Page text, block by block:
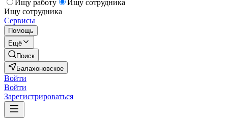
Ищу работу
Ищу сотрудника
Ищу сотрудника
Сервисы
Помощь
Ещё
Поиск
Балахоновское
Войти
Войти
Зарегистрироваться